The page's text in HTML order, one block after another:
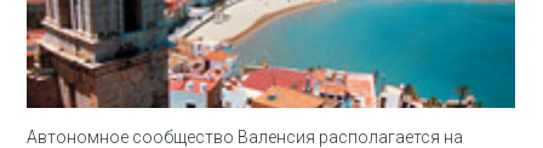
Автономное сообщество Валенсия располагается на